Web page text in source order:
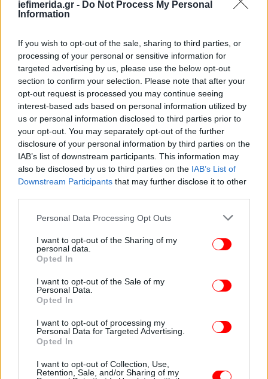
iefimerida.gr - Do Not Process My Personal
Information
If you wish to opt-out of the sale, sharing to third parties, or
processing of your personal or sensitive information for
targeted advertising by us, please use the below opt-out
section to confirm your selection. Please note that after your
opt-out request is processed you may continue seeing
interest-based ads based on personal information utilized by
us or personal information disclosed to third parties prior to
your opt-out. You may separately opt-out of the further
disclosure of your personal information by third parties on the
IAB’s list of downstream participants. This information may
also be disclosed by us to third parties on the IAB’s List of
Downstream Participants that may further disclose it to other
Please note that this website/app uses one or more Google
not limited to your visit or usage behaviour. You may click to
grant or deny consent to Google and its third-party tags to
use your data for below specified purposes in below Google
consent section.
Personal Data Processing Opt Outs
I want to opt-out of the Sharing of my
personal data.
Opted In
I want to opt-out of the Sale of my
Personal Data.
Opted In
I want to opt-out of processing my
Personal Data for Targeted Advertising.
Opted In
I want to opt-out of Collection, Use,
Retention, Sale, and/or Sharing of my
ΖΩΗ 17/07/2018 14:18
Ο εγγονός του Νίκου Αναστασιάδη στην αγκαλιά
του Γάλλου διεθνούς Eμπαπέ [βίντεο]
Η απόλυτη σταρ της Κροατίας στο Μουντιάλ ήταν
γυναίκα -Η πρόεδρος έκλεψε την παράσταση
[εικόνες & βίντεο]